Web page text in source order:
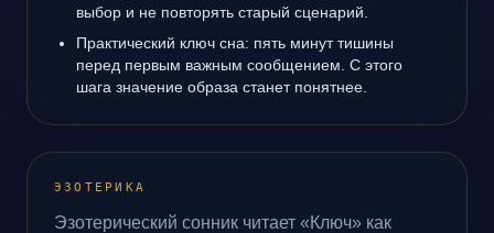
выбор и не повторять старый сценарий.
Практический ключ сна: пять минут тишины
перед первым важным сообщением. С этого
шага значение образа станет понятнее.
ЭЗОТЕРИКА
Эзотерический сонник читает «Ключ» как